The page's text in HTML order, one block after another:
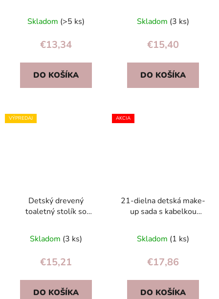
tieňov, laky, flitre
Skladom (>5 ks)
€13,34
DO KOŠÍKA
položiek
Skladom (3 ks)
€15,40
DO KOŠÍKA
VÝPREDAJ
Detský drevený
toaletný stolík so
doplnkov ECOTOYS
Skladom (3 ks)
€15,21
DO KOŠÍKA
AKCIA
21-dielna detská make-
up sada s kabelkou
laky, rúže
Skladom (1 ks)
€17,86
DO KOŠÍKA